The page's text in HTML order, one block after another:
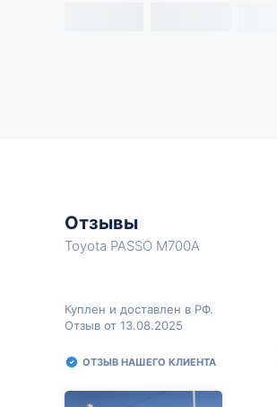
Отзывы
Toyota PASSO M700A
Куплен и доставлен в РФ.
Отзыв от 13.08.2025
ОТЗЫВ НАШЕГО КЛИЕНТА